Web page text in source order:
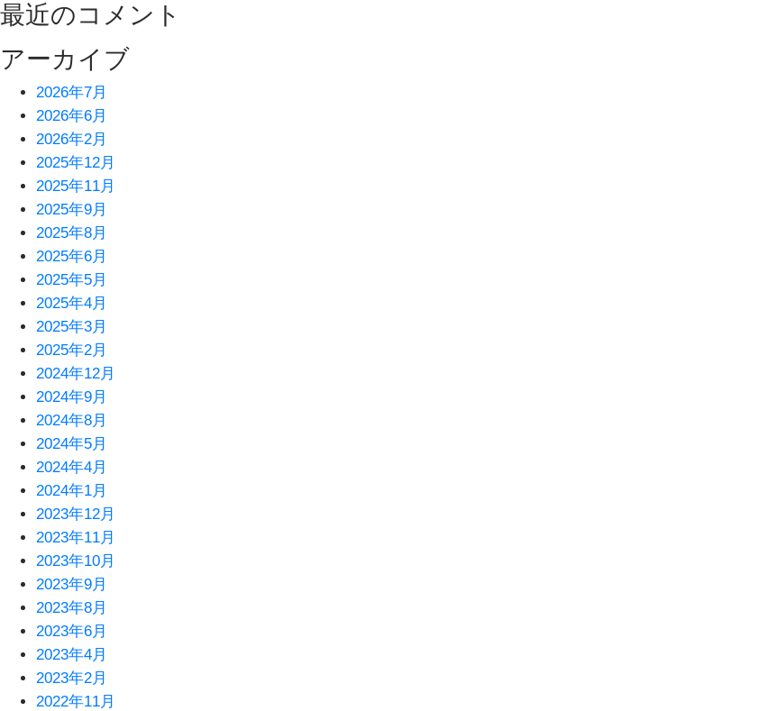
最近のコメント
アーカイブ
2026年7月
2026年6月
2026年2月
2025年12月
2025年11月
2025年9月
2025年8月
2025年6月
2025年5月
2025年4月
2025年3月
2025年2月
2024年12月
2024年9月
2024年8月
2024年5月
2024年4月
2024年1月
2023年12月
2023年11月
2023年10月
2023年9月
2023年8月
2023年6月
2023年4月
2023年2月
2022年11月